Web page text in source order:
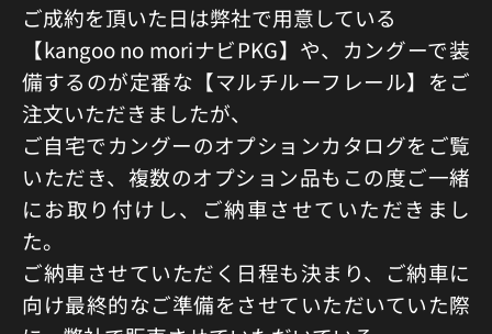
ご成約を頂いた日は弊社で用意している
【kangoo no moriナビPKG】や、カングーで装
備するのが定番な【マルチルーフレール】をご
注文いただきましたが、
ご自宅でカングーのオプションカタログをご覧
いただき、複数のオプション品もこの度ご一緒
にお取り付けし、ご納車させていただきまし
た。
ご納車させていただく日程も決まり、ご納車に
向け最終的なご準備をさせていただいていた際